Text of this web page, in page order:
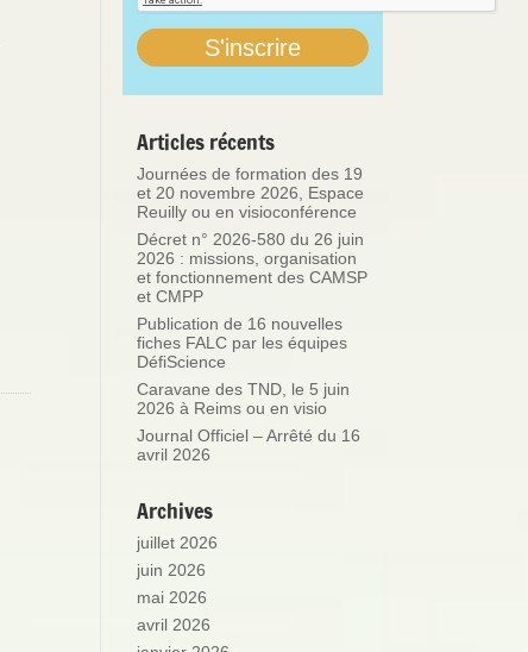
Articles récents
Journées de formation des 19
et 20 novembre 2026, Espace
Reuilly ou en visioconférence
Décret n° 2026-580 du 26 juin
2026 : missions, organisation
et fonctionnement des CAMSP
et CMPP
Publication de 16 nouvelles
fiches FALC par les équipes
DéfiScience
Caravane des TND, le 5 juin
2026 à Reims ou en visio
Journal Officiel – Arrêté du 16
avril 2026
Archives
juillet 2026
juin 2026
mai 2026
avril 2026